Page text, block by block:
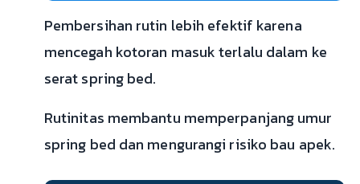
Pembersihan rutin lebih efektif karena
mencegah kotoran masuk terlalu dalam ke
serat spring bed.
Rutinitas membantu memperpanjang umur
spring bed dan mengurangi risiko bau apek.